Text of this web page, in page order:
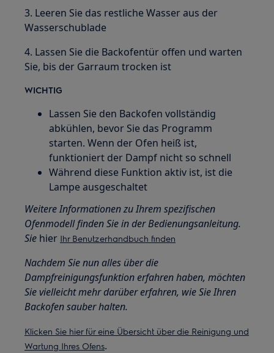
3. Leeren Sie das restliche Wasser aus der
Wasserschublade
4. Lassen Sie die Backofentür offen und warten
Sie, bis der Garraum trocken ist
WICHTIG
Lassen Sie den Backofen vollständig
abkühlen, bevor Sie das Programm
starten. Wenn der Ofen heiß ist,
funktioniert der Dampf nicht so schnell
Während diese Funktion aktiv ist, ist die
Lampe ausgeschaltet
Weitere Informationen zu Ihrem spezifischen
Ofenmodell finden Sie in der Bedienungsanleitung.
Sie hier Ihr Benutzerhandbuch finden
Nachdem Sie nun alles über die
Dampfreinigungsfunktion erfahren haben, möchten
Sie vielleicht mehr darüber erfahren, wie Sie Ihren
Backofen sauber halten.
Klicken Sie hier für eine Übersicht über die Reinigung und
Wartung Ihres Ofens.